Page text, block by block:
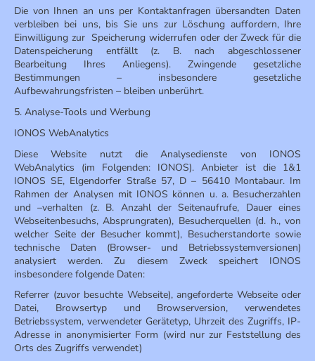
Die von Ihnen an uns per Kontaktanfragen übersandten Daten
verbleiben bei uns, bis Sie uns zur Löschung auffordern, Ihre
Einwilligung zur Speicherung widerrufen oder der Zweck für die
Datenspeicherung entfällt (z. B. nach abgeschlossener
Bearbeitung Ihres Anliegens). Zwingende gesetzliche
Bestimmungen – insbesondere gesetzliche
Aufbewahrungsfristen – bleiben unberührt.
5. Analyse-Tools und Werbung
IONOS WebAnalytics
Diese Website nutzt die Analysedienste von IONOS
WebAnalytics (im Folgenden: IONOS). Anbieter ist die 1&1
IONOS SE, Elgendorfer Straße 57, D – 56410 Montabaur. Im
Rahmen der Analysen mit IONOS können u. a. Besucherzahlen
und –verhalten (z. B. Anzahl der Seitenaufrufe, Dauer eines
Webseitenbesuchs, Absprungraten), Besucherquellen (d. h., von
welcher Seite der Besucher kommt), Besucherstandorte sowie
technische Daten (Browser- und Betriebssystemversionen)
analysiert werden. Zu diesem Zweck speichert IONOS
insbesondere folgende Daten:
Referrer (zuvor besuchte Webseite), angeforderte Webseite oder
Datei, Browsertyp und Browserversion, verwendetes
Betriebssystem, verwendeter Gerätetyp, Uhrzeit des Zugriffs, IP-
Adresse in anonymisierter Form (wird nur zur Feststellung des
Orts des Zugriffs verwendet)